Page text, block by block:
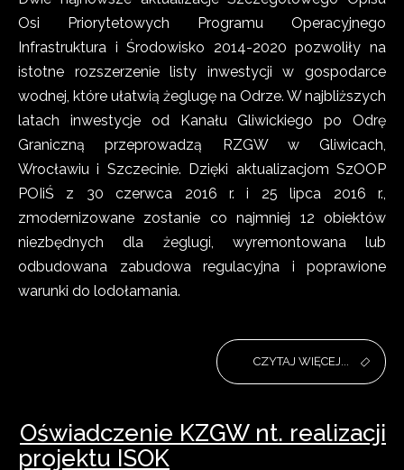
Osi Priorytetowych Programu Operacyjnego
Infrastruktura i Środowisko 2014-2020 pozwoliły na
istotne rozszerzenie listy inwestycji w gospodarce
wodnej, które ułatwią żeglugę na Odrze. W najbliższych
latach inwestycje od Kanału Gliwickiego po Odrę
Graniczną przeprowadzą RZGW w Gliwicach,
Wrocławiu i Szczecinie. Dzięki aktualizacjom SzOOP
POIiŚ z 30 czerwca 2016 r. i 25 lipca 2016 r.,
zmodernizowane zostanie co najmniej 12 obiektów
niezbędnych dla żeglugi, wyremontowana lub
odbudowana zabudowa regulacyjna i poprawione
warunki do lodołamania.
CZYTAJ WIĘCEJ...
Oświadczenie KZGW nt. realizacji
projektu ISOK